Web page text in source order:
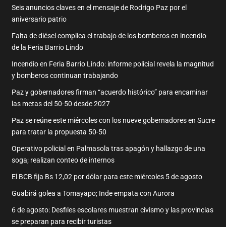
Seis anuncios claves en el mensaje de Rodrigo Paz por el
aniversario patrio
Falta de diésel complica el trabajo de los bomberos en incendio
de la Feria Barrio Lindo
Incendio en Feria Barrio Lindo: informe policial revela la magnitud
y bomberos continuan trabajando
Paz y gobernadores firman “acuerdo histórico” para encaminar
las metas del 50-50 desde 2027
Paz se reúne este miércoles con los nueve gobernadores en Sucre
para tratar la propuesta 50-50
Operativo policial en Palmasola tras apagón y hallazgo de una
soga; realizan conteo de internos
El BCB fija Bs 12,02 por dólar para este miércoles 5 de agosto
Guabirá golea a Tomayapo; Inde empata con Aurora
6 de agosto: Desfiles escolares muestran civismo y las provincias
se preparan para recibir turistas